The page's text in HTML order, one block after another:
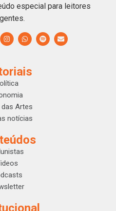
especial para leitores
das Artes
notícias